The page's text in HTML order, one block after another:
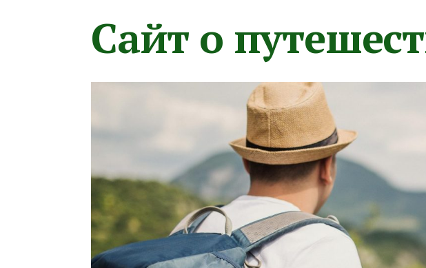
Сайт о